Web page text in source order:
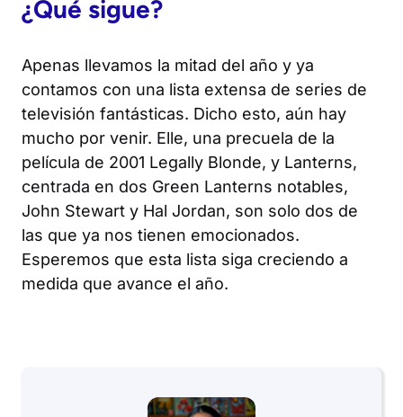
¿Qué sigue?
Apenas llevamos la mitad del año y ya
contamos con una lista extensa de series de
televisión fantásticas. Dicho esto, aún hay
mucho por venir. Elle, una precuela de la
película de 2001 Legally Blonde, y Lanterns,
centrada en dos Green Lanterns notables,
John Stewart y Hal Jordan, son solo dos de
las que ya nos tienen emocionados.
Esperemos que esta lista siga creciendo a
medida que avance el año.